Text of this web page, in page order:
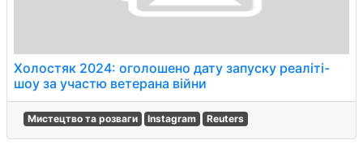
Холостяк 2024: оголошено дату запуску реаліті-
шоу за участю ветерана війни
Мистецтво та розваги Instagram Reuters